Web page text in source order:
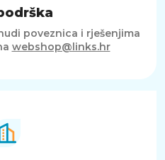
poveznica i rješenjima
webshop@links.hr